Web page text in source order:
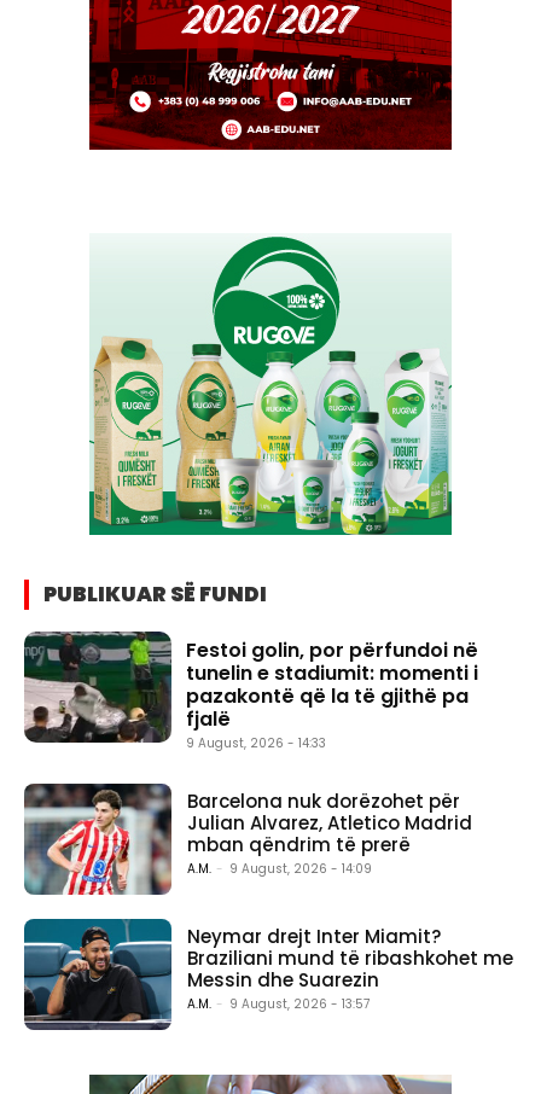
PUBLIKUAR SË FUNDI
Festoi golin, por përfundoi në
tunelin e stadiumit: momenti i
pazakontë që la të gjithë pa
fjalë
9 August, 2026 - 14:33
Barcelona nuk dorëzohet për
Julian Alvarez, Atletico Madrid
mban qëndrim të prerë
A.M. - 9 August, 2026 - 14:09
Neymar drejt Inter Miamit?
Braziliani mund të ribashkohet me
Messin dhe Suarezin
A.M. - 9 August, 2026 - 13:57